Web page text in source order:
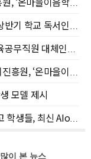
전남광주특별시교육청 광주 시민협치진흥원, ‘온마을이음학교 동구 미리 대학’ 운영
모델 제시
전남광주통합특별시교육청, 광주 특성화고 학생들, 최신 AIo반도체 기술 호주에서 배운다
많이 본 뉴스